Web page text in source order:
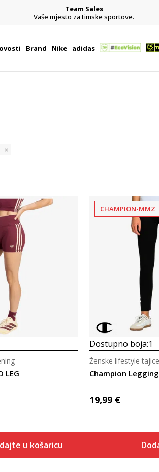
Team Sales
Vaše mjesto za timske sportove.
Brand Nike adidas
LEG
u košaricu
CHAMPION-MMZ
Dostupno boja:1
Champion
Ženske lifestyle tajice
19,99 €